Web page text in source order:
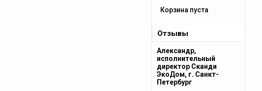
Корзина пуста
Отзывы
Александр,
исполнительный
директор Сканди
ЭкоДом, г. Санкт-
Петербург